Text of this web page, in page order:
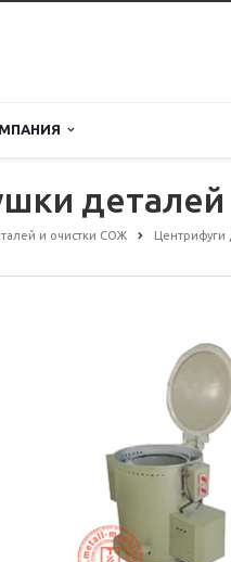
и очистки СОЖ Центрифуги